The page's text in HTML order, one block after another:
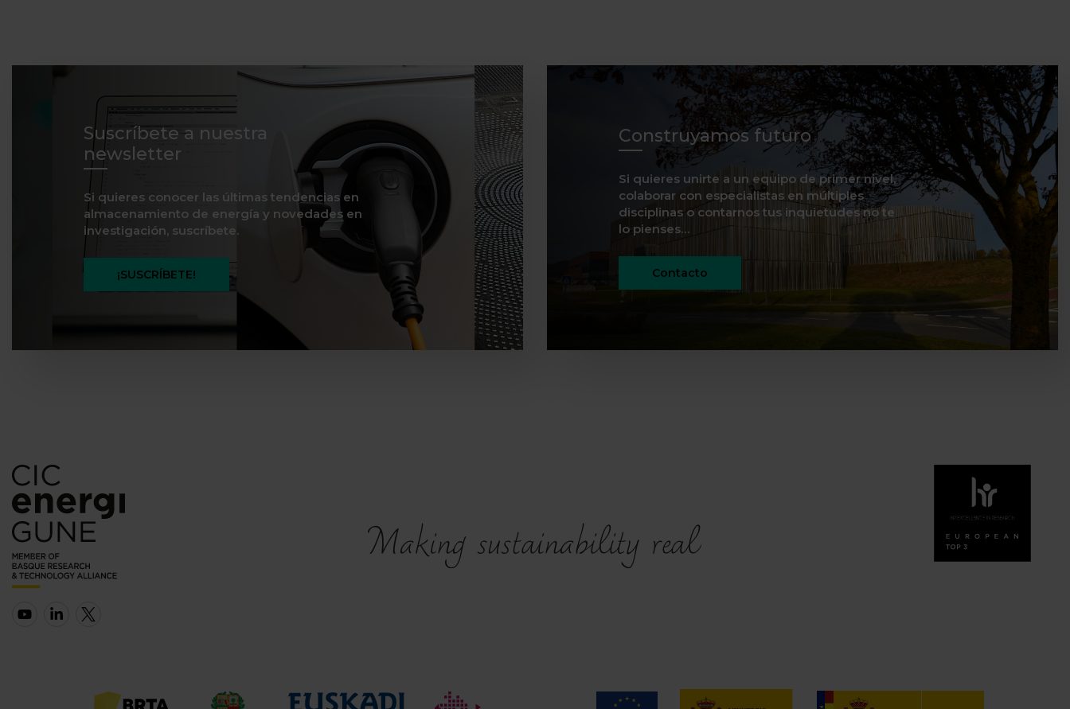
Suscríbete a nuestra
newsletter
Si quieres conocer las últimas tendencias en
almacenamiento de energía y novedades en
investigación, suscríbete.
¡SUSCRÍBETE!
Construyamos futuro
Si quieres unirte a un equipo de primer nivel,
colaborar con especialistas en múltiples
disciplinas o contarnos tus inquietudes no te
lo pienses…
Contacto